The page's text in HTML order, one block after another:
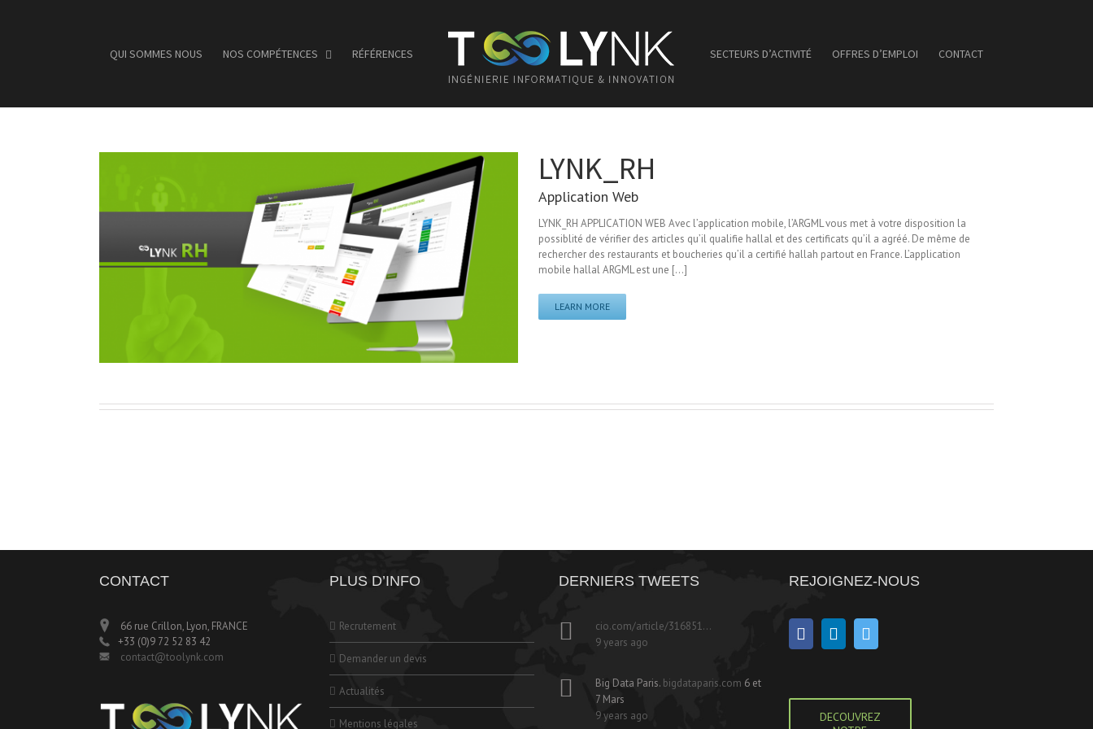
QUI SOMMES NOUS NOS COMPÉTENCES RÉFÉRENCES SECTEURS D’ACTIVITÉ OFFRES D’EMPLOI CONTACT
LYNK_RH
Application Web
LYNK_RH APPLICATION WEB Avec l’application mobile, l’ARGML vous met à votre disposition la
possiblité de vérifier des articles qu’il qualifie hallal et des certificats qu’il a agréé. De même de
rechercher des restaurants et boucheries qu’il a certifié hallah partout en France. L’application
mobile hallal ARGML est une [...]
LEARN MORE
CONTACT
66 rue Crillon, Lyon, FRANCE
+33 (0)9 72 52 83 42
contact@toolynk.com
PLUS D’INFO
Recrutement
Demander un devis
Actualités
Mentions légales
DERNIERS TWEETS
cio.com/article/316851…
9 years ago
Big Data Paris. bigdataparis.com 6 et
7 Mars
9 years ago
REJOIGNEZ-NOUS
DECOUVREZ